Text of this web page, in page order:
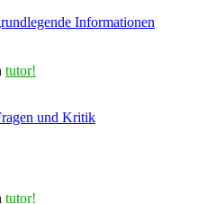
Informationen
tutor!
und Kritik
tutor!